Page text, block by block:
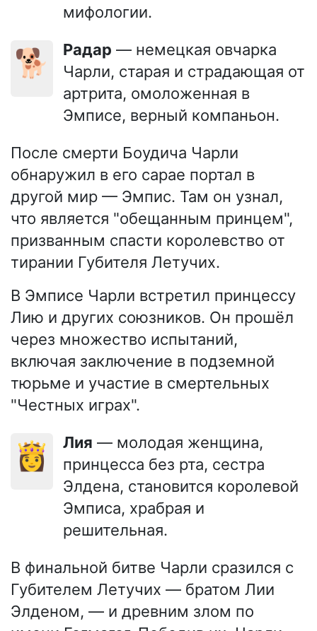
мифологии.
🐕 Радар — немецкая овчарка
Чарли, старая и страдающая от
артрита, омоложенная в
Эмписе, верный компаньон.
После смерти Боудича Чарли
обнаружил в его сарае портал в
другой мир — Эмпис. Там он узнал,
что является "обещанным принцем",
призванным спасти королевство от
тирании Губителя Летучих.
В Эмписе Чарли встретил принцессу
Лию и других союзников. Он прошёл
через множество испытаний,
включая заключение в подземной
тюрьме и участие в смертельных
"Честных играх".
👸 Лия — молодая женщина,
принцесса без рта, сестра
Элдена, становится королевой
Эмписа, храбрая и
решительная.
В финальной битве Чарли сразился с
Губителем Летучих — братом Лии
Элденом, — и древним злом по